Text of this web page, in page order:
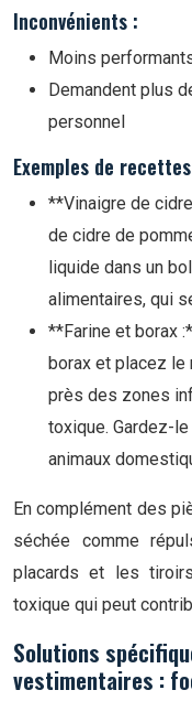
Inconvénients :
Moins
Demandent plus
personnel
Exemples de
**Vinaigre de
de cidre de
liquide dans un
alimentaires, qui
**Farine et borax
borax et placez
près des zones
toxique. Gardez-
animaux
En complément des
séchée comme
placards et les
toxique qui peut
Solutions
vestimentaires :